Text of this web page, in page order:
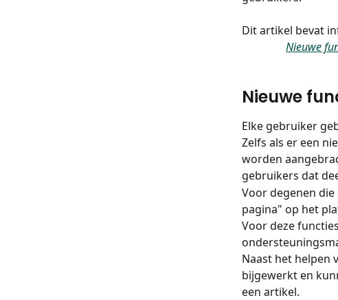
Dit artikel bevat
Nieuwe
Nieuwe
Elke gebruiker
Zelfs als er een
worden
gebruikers dat
Voor degenen
pagina" op het
Voor deze
Naast het helpen
bijgewerkt en
een artikel.